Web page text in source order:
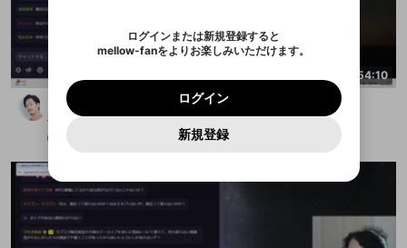
4:54:10
シャドバビヨンドパーク2日目
布団ちゃん
メンバー
ユーザーの視聴環境によっては広告を表示すること
ができない場合があります。
詳しくはこちら
ば、通知をもれなく受け取れます！
インストール アプリで開く
Google
Yahoo! JAPAN
Appleでサインアップ
mellow-fanの利用規約・
サービスとのID連携に関する同意事項
に同意頂いた上
で、次にお進みください
次にお進みください。
Google
Yahoo! JAPAN
Appleでサインイン
mellow-fanの利用規約・
サービスとのID連携に関する同意事項
に同意頂いた上
で、次にお進みください
ログイン
パスワードを忘れた方はこちら
アカウントをお持ちですか？アカウントを作成する
ログインまたは新規登録すると
mellow-fanをよりお楽しみいただけます。
ログイン
新規登録
再設定する
のでご確認ください
OK
ご登録いただいた情報はサービスの向上を目的
として使用いたします。
一部サービスをご利用いただくには、生年月の
登録が必要です。
メイン及びcs.openrec.co.jpドメイン）が受信拒否設
定に含まれていないかご確認ください。
入力
著作権の侵害
なりすまし行為
出会いを誘導する行為
0
報告された問題については、利用規約に違反しているか
どうかをスタッフが確認します。
用することは、利用規約違反になります。
閉じる
Discordアカウントを作成
Discordは第三者が提供するコミュニティーサービスで、
mellow-fanとは関わりがありません。Discordに関してのお
問い合わせにはお答えすることができません。Discordの仕
様変更により、限定コミュニティ特典の提供が終了する可能
します。
外部サービスとのID連携に関する同意事項